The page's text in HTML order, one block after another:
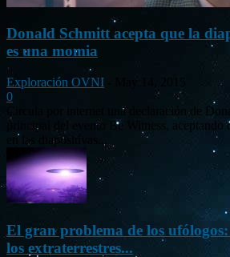
Donald Schmitt acepta que la
es una momia
Exploración OVNI
0
Circula por internet una declaración de
principal del evento Be Witness, aceptando
en las diapositivas...
El gran problema de los
los extraterrestres...